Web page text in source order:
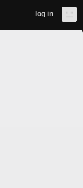
log in